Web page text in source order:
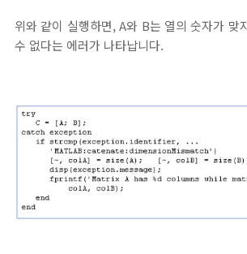
위와 같이 실행하면, A와 B는 열의 숫자가 맞
수 없다는 에러가 나타납니다.